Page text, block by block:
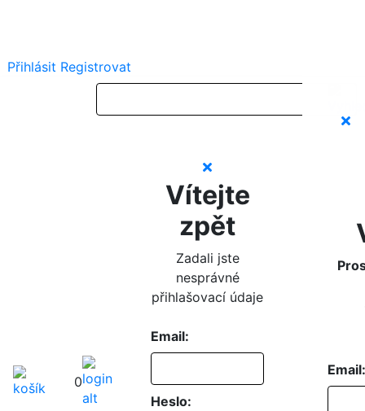
Přihlásit Registrovat
0
Vítejte
zpět
Zadali jste
nesprávné
přihlašovací údaje
Email:
Heslo:
Email: